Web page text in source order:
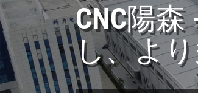
CNC陽
し、よ